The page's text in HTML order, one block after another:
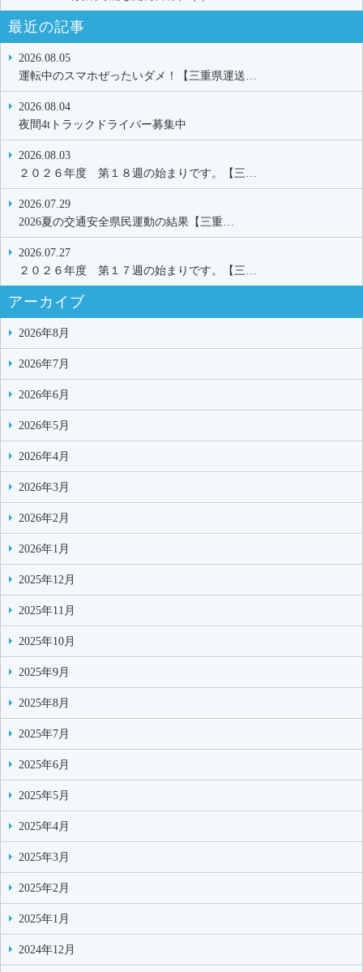
最近の記事
2026.08.05
運転中のスマホぜったいダメ！【三重県運送…
2026.08.04
夜間4tトラックドライバー募集中
2026.08.03
２０２６年度 第１８週の始まりです。【三…
2026.07.29
2026夏の交通安全県民運動の結果【三重…
2026.07.27
２０２６年度 第１７週の始まりです。【三…
アーカイブ
2026年8月
2026年7月
2026年6月
2026年5月
2026年4月
2026年3月
2026年2月
2026年1月
2025年12月
2025年11月
2025年10月
2025年9月
2025年8月
2025年7月
2025年6月
2025年5月
2025年4月
2025年3月
2025年2月
2025年1月
2024年12月